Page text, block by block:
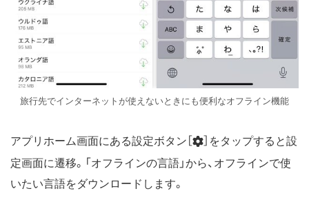
旅行先でインターネットが使えないときにも便利なオフライン機能
アプリホーム画面にある設定ボタン［
］をタップすると設
定画面に遷移。「オフラインの言語」から、オフラインで使
いたい言語をダウンロードします。